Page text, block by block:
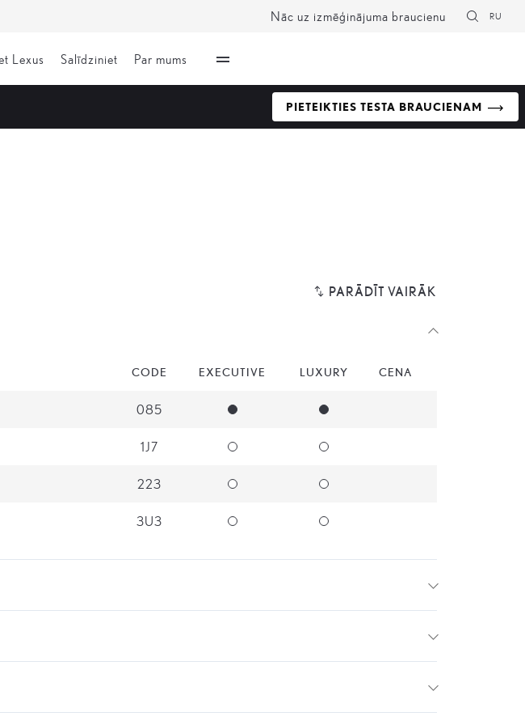
Lexus Salīdziniet Par mums
Nāc uz izmēģinājuma braucienu RU
PIETEIKTIES TESTA BRAUCIENAM
CODE EXECUTIVE LUXURY CENA
085
Standarta aprīkojums
1J7
223
3U3